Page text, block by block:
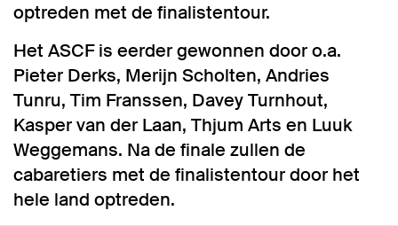
optreden met de finalistentour.
Het ASCF is eerder gewonnen door o.a.
Pieter Derks, Merijn Scholten, Andries
Tunru, Tim Franssen, Davey Turnhout,
Kasper van der Laan, Thjum Arts en Luuk
Weggemans. Na de finale zullen de
cabaretiers met de finalistentour door het
hele land optreden.